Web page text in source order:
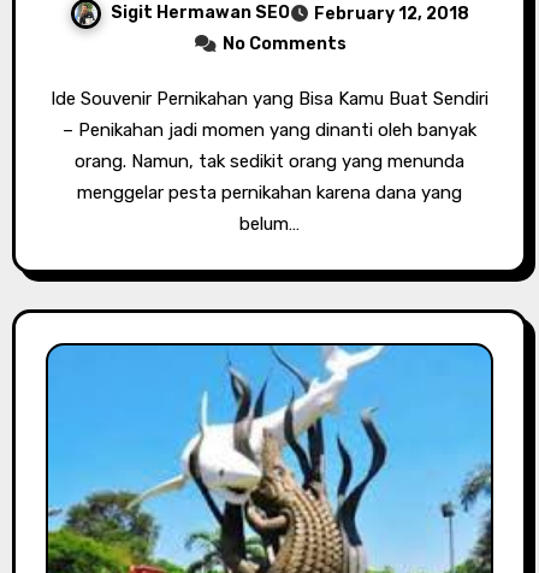
Sigit Hermawan SEO
February 12, 2018
No Comments
Ide Souvenir Pernikahan yang Bisa Kamu Buat Sendiri
– Penikahan jadi momen yang dinanti oleh banyak
orang. Namun, tak sedikit orang yang menunda
menggelar pesta pernikahan karena dana yang
belum…